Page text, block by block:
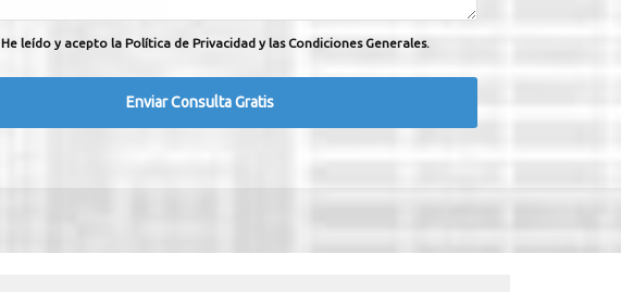
He leído y acepto la Política de Privacidad y las Condiciones Generales.